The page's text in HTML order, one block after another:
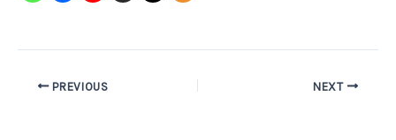
PREVIOUS NEXT